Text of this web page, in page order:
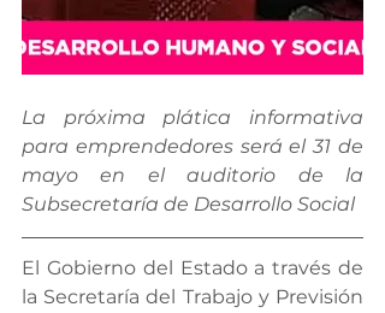
La próxima plática informativa
para emprendedores será el 31 de
mayo en el auditorio de la
Subsecretaría de Desarrollo Social
El Gobierno del Estado a través de
la Secretaría del Trabajo y Previsión